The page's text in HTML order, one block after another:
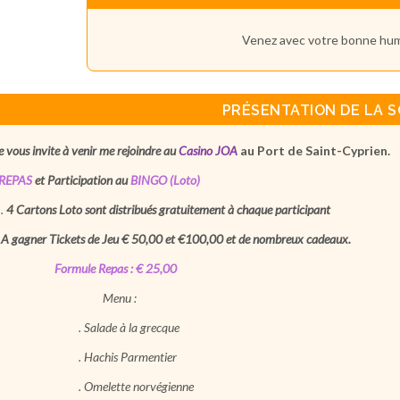
Venez avec votre bonne
PRÉSENTATION DE LA
invite à venir me rejoindre auCasino JOA au Port de Saint-Cyprien.
et Participation auBINGO (Loto)
4 Cartons Loto sont distribués gratuitement à chaque participant
A gagner Tickets de Jeu € 50,00 et €100,00 et de nombreux cadeaux.
Formule Repas:€ 25,00
:
à la grecque
Parmentier
norvégienne